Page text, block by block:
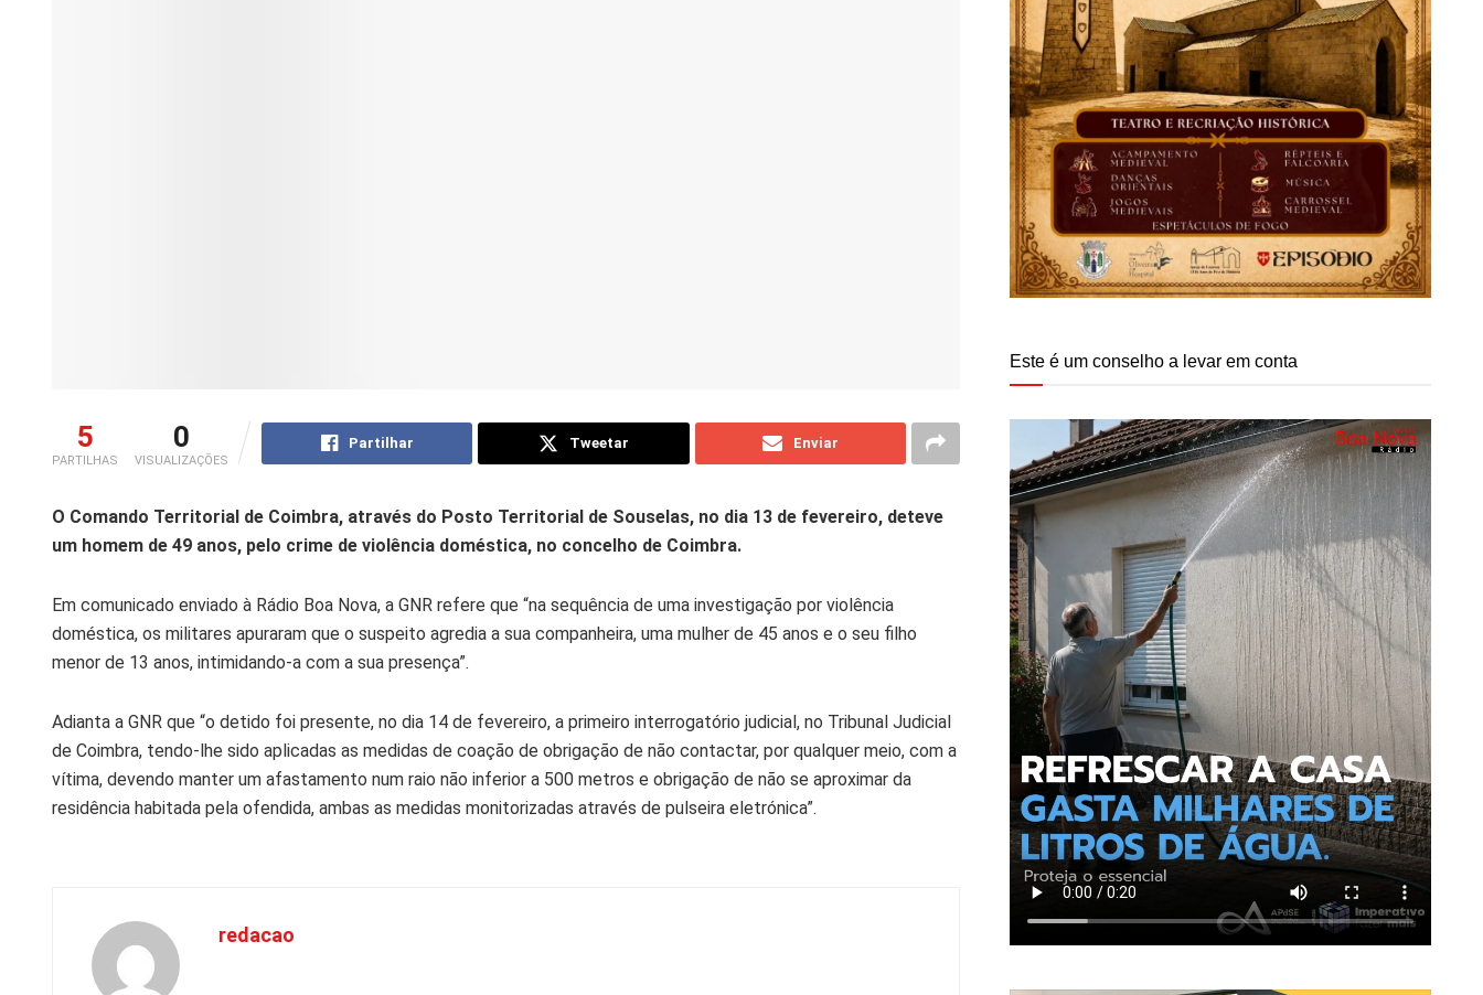
5
PARTILHAS
0
VISUALIZAÇÕES
Partilhar Tweetar Enviar
O Comando Territorial de Coimbra, através do Posto Territorial de Souselas, no dia 13 de fevereiro, deteve
um homem de 49 anos, pelo crime de violência doméstica, no concelho de Coimbra.
Em comunicado enviado à Rádio Boa Nova, a GNR refere que “na sequência de uma investigação por violência
doméstica, os militares apuraram que o suspeito agredia a sua companheira, uma mulher de 45 anos e o seu filho
menor de 13 anos, intimidando-a com a sua presença”.
Adianta a GNR que “o detido foi presente, no dia 14 de fevereiro, a primeiro interrogatório judicial, no Tribunal Judicial
de Coimbra, tendo-lhe sido aplicadas as medidas de coação de obrigação de não contactar, por qualquer meio, com a
vítima, devendo manter um afastamento num raio não inferior a 500 metros e obrigação de não se aproximar da
residência habitada pela ofendida, ambas as medidas monitorizadas através de pulseira eletrónica”.
redacao
Este é um conselho a levar em conta